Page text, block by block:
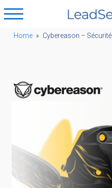
Home » Cybereason – Sécurité